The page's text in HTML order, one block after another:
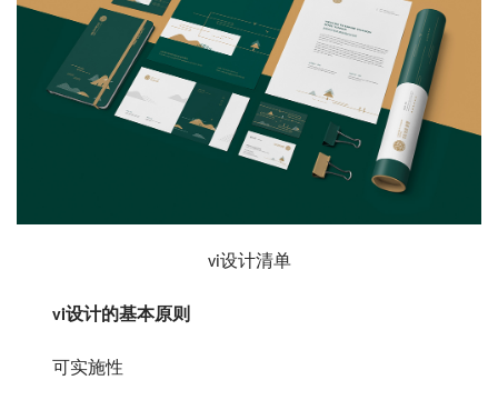
vi设计清单
vi设计的基本原则
可实施性